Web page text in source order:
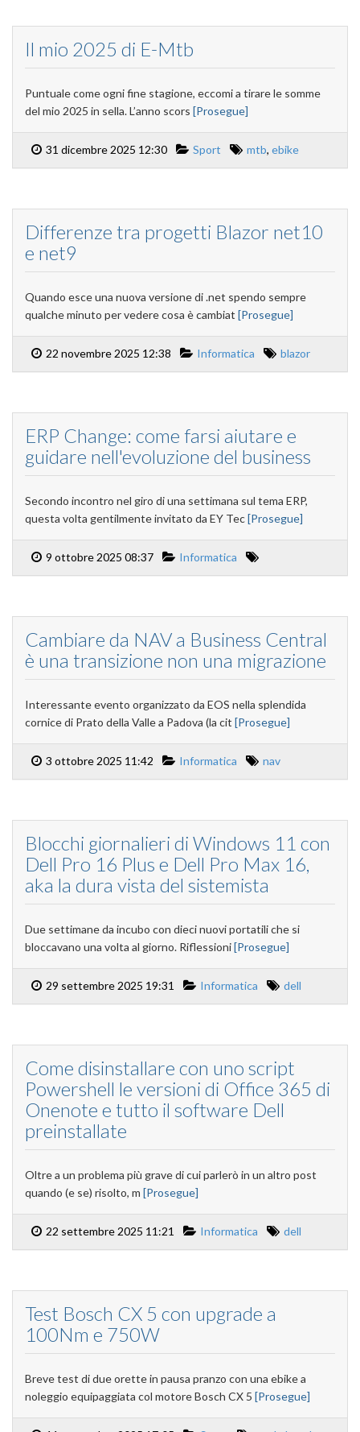
Il mio 2025 di E-Mtb
Puntuale come ogni fine stagione, eccomi a tirare le somme
del mio 2025 in sella. L’anno scors [Prosegue]
31 dicembre 2025 12:30 Sport mtb, ebike
Differenze tra progetti Blazor net10
e net9
Quando esce una nuova versione di .net spendo sempre
qualche minuto per vedere cosa è cambiat [Prosegue]
22 novembre 2025 12:38 Informatica blazor
ERP Change: come farsi aiutare e
guidare nell'evoluzione del business
Secondo incontro nel giro di una settimana sul tema ERP,
questa volta gentilmente invitato da EY Tec[Prosegue]
9 ottobre 2025 08:37 Informatica
Cambiare da NAV a Business Central
è una transizione non una migrazione
Interessante evento organizzato da EOS nella splendida
cornice di Prato della Valle a Padova (la cit [Prosegue]
3 ottobre 2025 11:42 Informatica nav
Blocchi giornalieri di Windows 11 con
Dell Pro 16 Plus e Dell Pro Max 16,
aka la dura vista del sistemista
Due settimane da incubo con dieci nuovi portatili che si
bloccavano una volta al giorno. Riflessioni[Prosegue]
29 settembre 2025 19:31 Informatica dell
Come disinstallare con uno script
Powershell le versioni di Office 365 di
Onenote e tutto il software Dell
preinstallate
Oltre a un problema più grave di cui parlerò in un altro post
quando (e se) risolto, m [Prosegue]
22 settembre 2025 11:21 Informatica dell
Test Bosch CX 5 con upgrade a
100Nm e 750W
Breve test di due orette in pausa pranzo con una ebike a
noleggio equipaggiata col motore Bosch CX 5 [Prosegue]